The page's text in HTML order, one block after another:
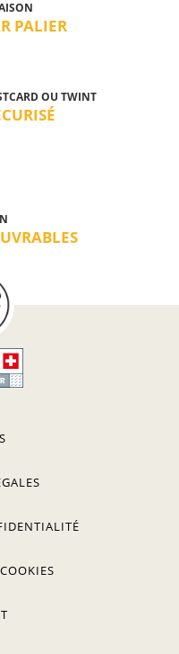
PALIER
OU TWINT